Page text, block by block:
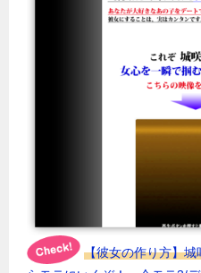
【彼女の作り方】